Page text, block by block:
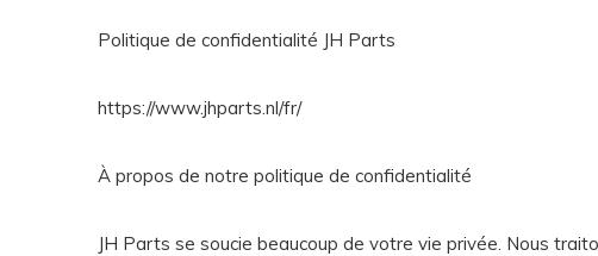
Politique de confidentialité JH Parts
https://www.jhparts.nl/fr/
À propos de notre politique de confidentialité
JH Parts se soucie beaucoup de votre vie privée. Nous